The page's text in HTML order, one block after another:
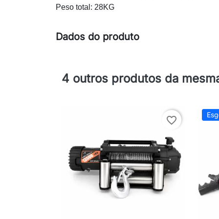
Peso total: 28KG
Dados do produto
4 outros produtos da
favorite_border